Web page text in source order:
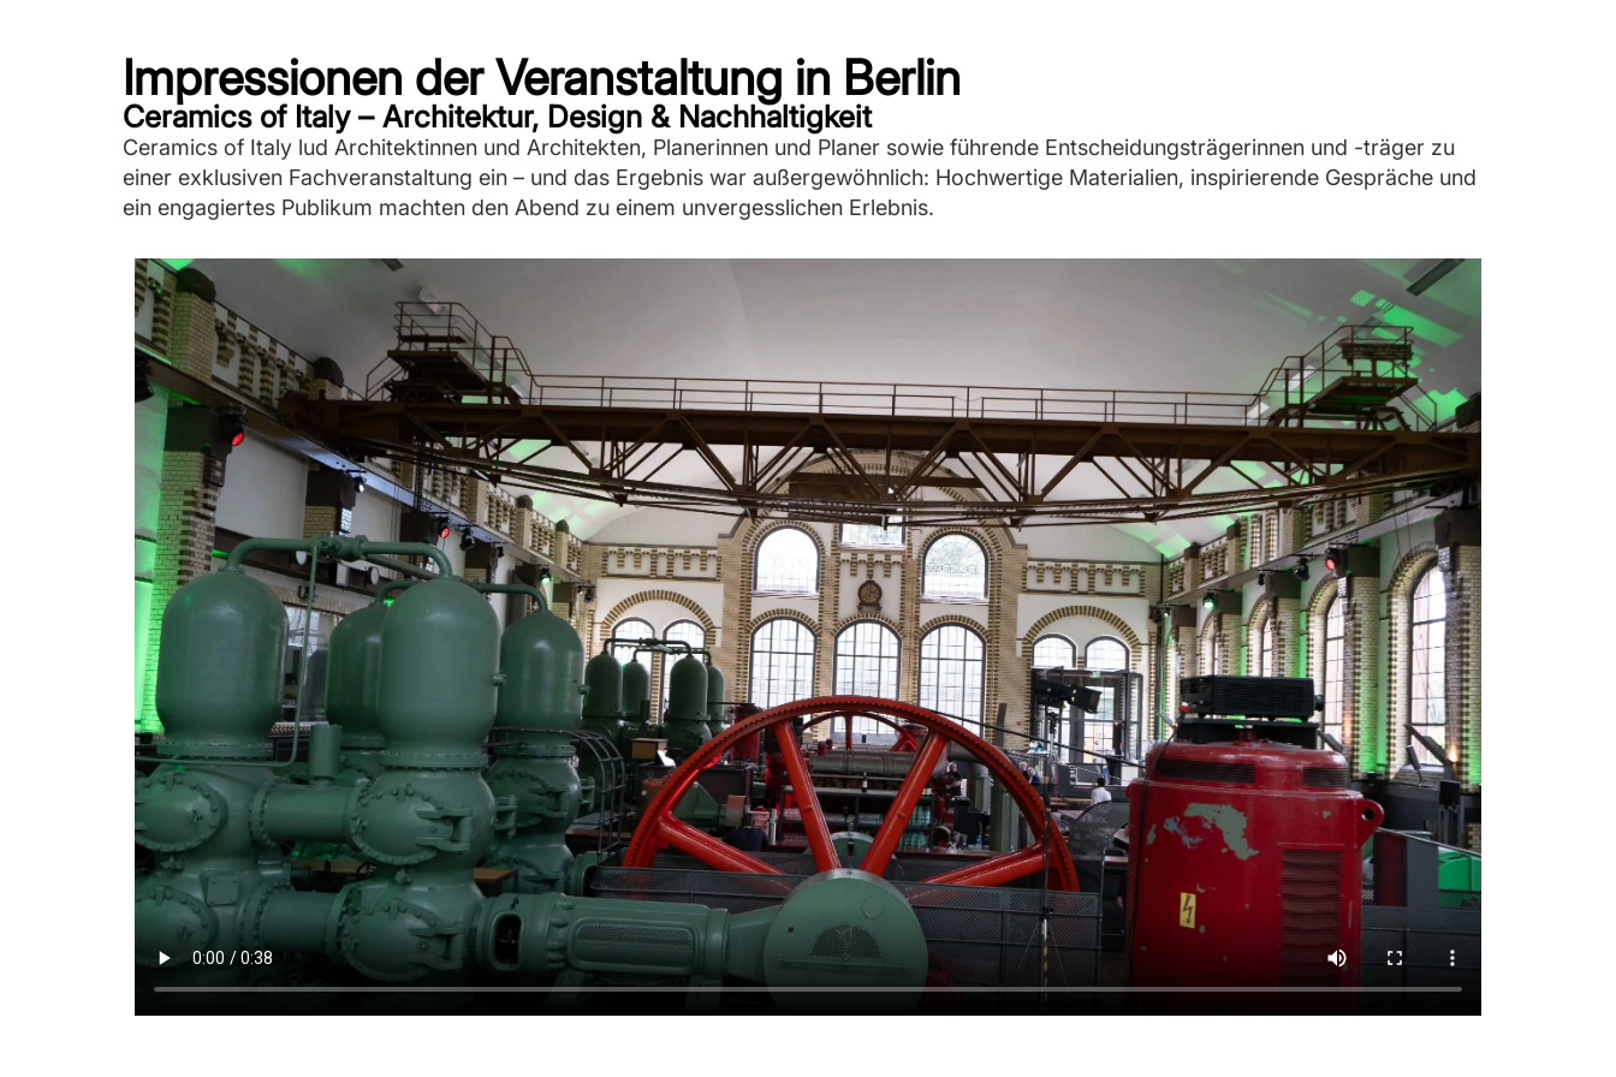
Impressionen der Veranstaltung in Berlin
Ceramics of Italy – Architektur, Design & Nachhaltigkeit
Ceramics of Italy lud Architektinnen und Architekten, Planerinnen und Planer sowie führende Entscheidungsträgerinnen und -träger zu
einer exklusiven Fachveranstaltung ein – und das Ergebnis war außergewöhnlich: Hochwertige Materialien, inspirierende Gespräche und
ein engagiertes Publikum machten den Abend zu einem unvergesslichen Erlebnis.